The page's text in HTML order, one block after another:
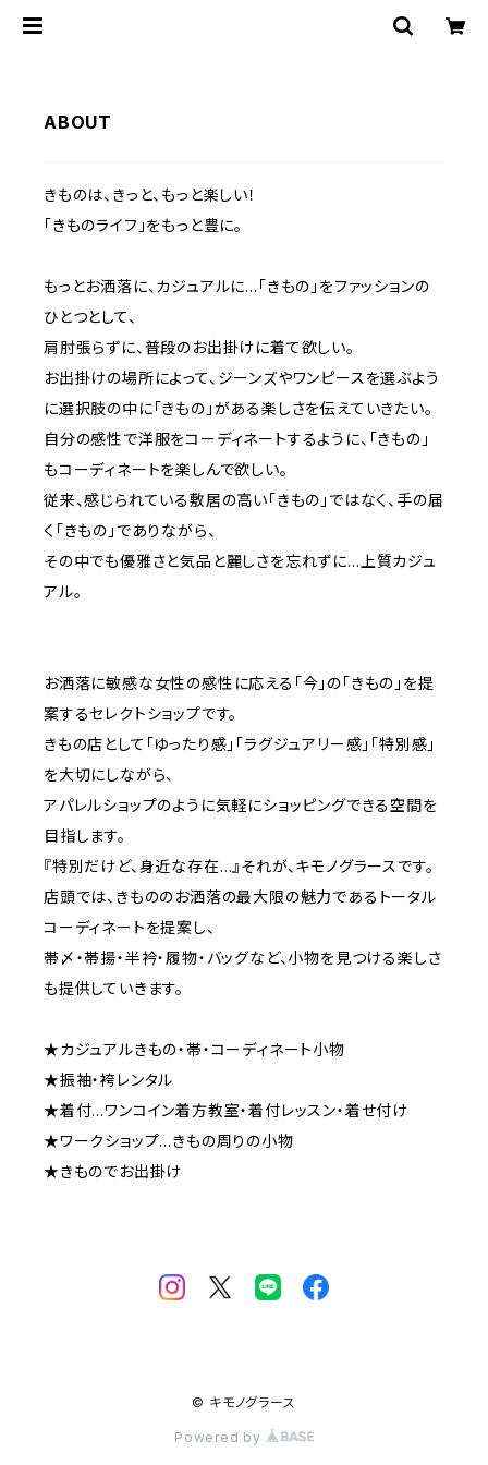
ABOUT
きものは、きっと、もっと楽しい！
「きものライフ」をもっと豊に。
もっとお洒落に、カジュアルに…「きもの」をファッションの
ひとつとして、
肩肘張らずに、普段のお出掛けに着て欲しい。
お出掛けの場所によって、ジーンズやワンピースを選ぶよう
に選択肢の中に「きもの」がある楽しさを伝えていきたい。
自分の感性で洋服をコーディネートするように、「きもの」
もコーディネートを楽しんで欲しい。
従来、感じられている敷居の高い「きもの」ではなく、手の届
く「きもの」でありながら、
その中でも優雅さと気品と麗しさを忘れずに…上質カジュ
アル。
お洒落に敏感な女性の感性に応える「今」の「きもの」を提
案するセレクトショップです。
きもの店として「ゆったり感」「ラグジュアリー感」「特別感」
を大切にしながら、
アパレルショップのように気軽にショッピングできる空間を
目指します。
『特別だけど、身近な存在…』それが、キモノグラースです。
店頭では、きもののお洒落の最大限の魅力であるトータル
コーディネートを提案し、
帯〆・帯揚・半衿・履物・バッグなど、小物を見つける楽しさ
も提供していきます。
★カジュアルきもの・帯・コーディネート小物
★振袖・袴レンタル
★着付…ワンコイン着方教室・着付レッスン・着せ付け
★ワークショップ…きもの周りの小物
★きものでお出掛け
© キモノグラース
Powered by